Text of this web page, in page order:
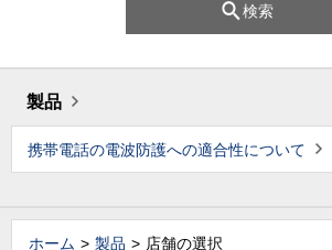
検索
製品
携帯電話の電波防護への適合性について
ホーム 製品 店舗の選択